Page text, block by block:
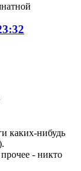
каких-нибудь
- никто